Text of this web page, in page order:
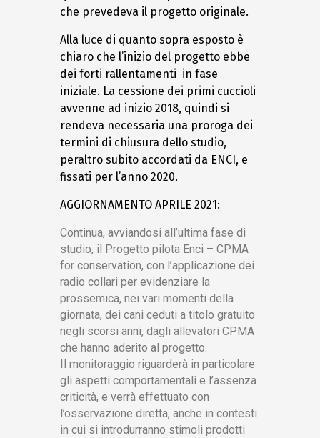
che prevedeva il progetto originale.
Alla luce di quanto sopra esposto è
chiaro che l’inizio del progetto ebbe
dei forti rallentamenti in fase
iniziale. La cessione dei primi cuccioli
avvenne ad inizio 2018, quindi si
rendeva necessaria una proroga dei
termini di chiusura dello studio,
peraltro subito accordati da ENCI, e
fissati per l’anno 2020.
AGGIORNAMENTO APRILE 2021:
Continua, avviandosi all’ultima fase di
studio, il Progetto pilota Enci – CPMA
for conservation, con l’applicazione dei
radio collari per evidenziare la
prossemica, nei vari momenti della
giornata, dei cani ceduti a titolo gratuito
negli scorsi anni, dagli allevatori CPMA
che hanno aderito al progetto.
Il monitoraggio riguarderà in particolare
gli aspetti comportamentali e l’assenza
criticità, e verrà effettuato con
l’osservazione diretta, anche in contesti
in cui si introdurranno stimoli prodotti